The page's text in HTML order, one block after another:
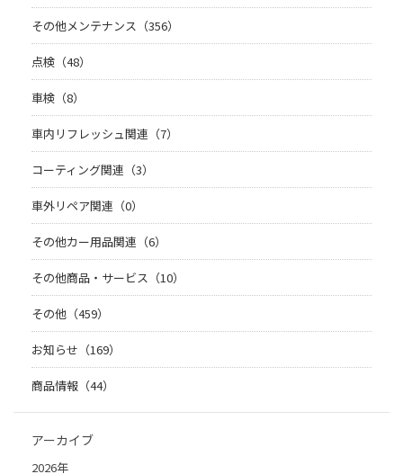
その他メンテナンス（356）
点検（48）
車検（8）
車内リフレッシュ関連（7）
コーティング関連（3）
車外リペア関連（0）
その他カー用品関連（6）
その他商品・サービス（10）
その他（459）
お知らせ（169）
商品情報（44）
アーカイブ
2026年